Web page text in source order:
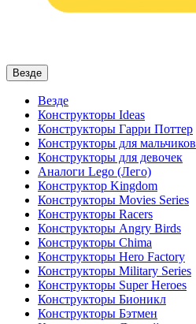
Везде
Везде
Конструкторы Ideas
Конструкторы Гарри Поттер
Конструкторы для мальчиков
Конструкторы для девочек
Аналоги Lego (Лего)
Конструктор Kingdom
Конструкторы Movies Series
Конструкторы Racers
Конструкторы Angry Birds
Конструкторы Chima
Конструкторы Hero Factory
Конструкторы Military Series
Конструкторы Super Heroes
Конструкторы Бионикл
Конструкторы Бэтмен